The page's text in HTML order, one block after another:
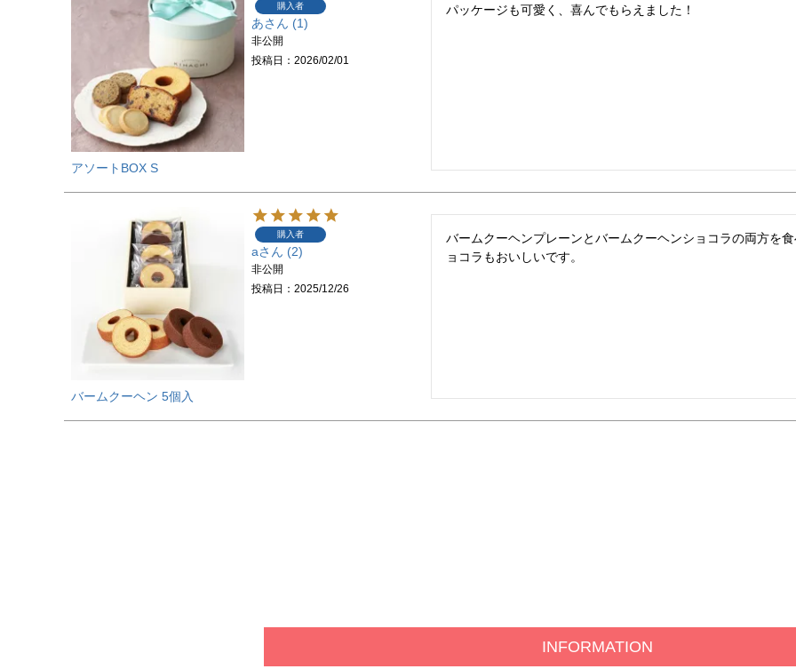
アソートBOX S
購入者
あ 1
非公開
投稿日
2026/02/01
パッケージも可愛く、喜んでもらえました！
バームクーヘン 5個入
購入者
a 2
非公開
投稿日
2025/12/26
バームクーヘンプレーンとバームクーヘンショコラの両方を
ョコラもおいしいです。
INFORMATION